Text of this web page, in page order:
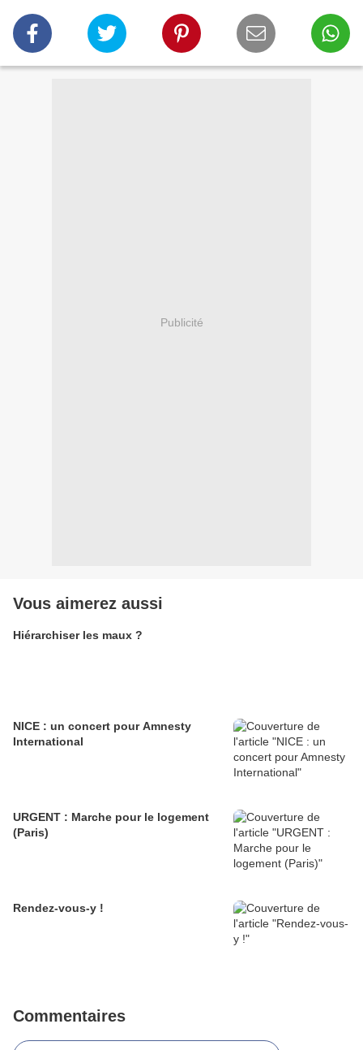
Publicité
Vous aimerez aussi
Hiérarchiser les maux ?
NICE : un concert pour Amnesty
International
URGENT : Marche pour le logement
(Paris)
Rendez-vous-y !
Commentaires